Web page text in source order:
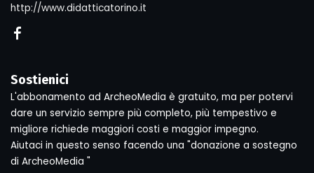
http://www.didatticatorino.it
Sostienici
L'abbonamento ad ArcheoMedia è gratuito, ma per potervi
dare un servizio sempre più completo, più tempestivo e
migliore richiede maggiori costi e maggior impegno.
Aiutaci in questo senso facendo una "donazione a sostegno
di ArcheoMedia "